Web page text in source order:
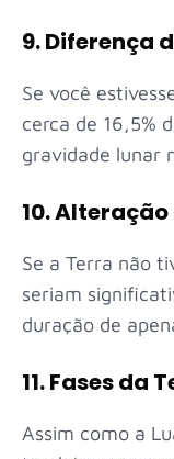
9. Diferença
Se você
cerca de 16,5%
gravidade lunar
10.
Se a Terra não
seriam
duração de
11. Fases da
Assim como a